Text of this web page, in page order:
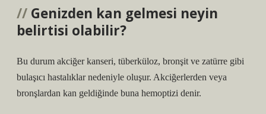
Genizden kan gelmesi neyin
belirtisi olabilir?
Bu durum akciğer kanseri, tüberküloz, bronşit ve zatürre gibi
bulaşıcı hastalıklar nedeniyle oluşur. Akciğerlerden veya
bronşlardan kan geldiğinde buna hemoptizi denir.